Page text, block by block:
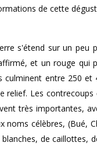
de cette
s'étend sur un peu
et un rouge
entre 250
Les
très importantes,
célèbres, (Bué,
de